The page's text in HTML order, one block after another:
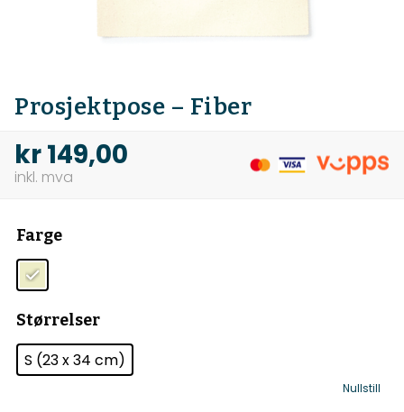
Prosjektpose – Fiber
kr149,00
Farge
Størrelser
S (23 x 34 cm)
Nullstill